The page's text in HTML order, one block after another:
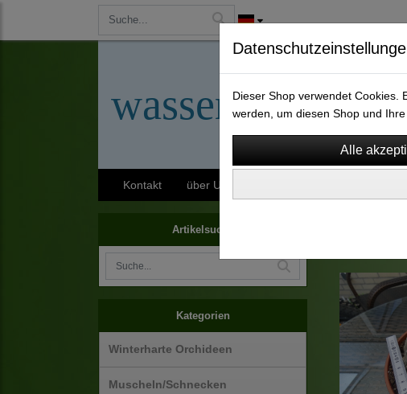
wassergarten-
Kontakt über Uns
Artikelsuche
Kategorien
Winterharte Orchideen
Muscheln/Schnecken
Dieser Shop verwendet Cookies.
werden, um diesen Shop und